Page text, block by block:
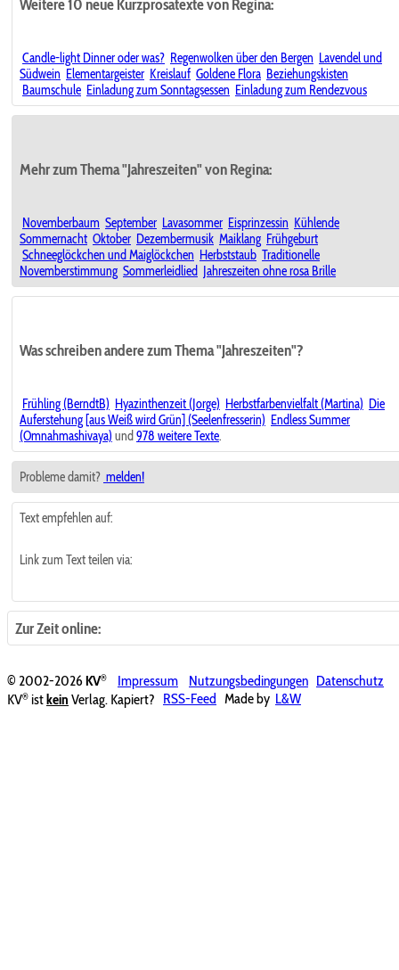
Candle-light Dinner oder was? Regenwolken über den Bergen Lavendel und
Südwein Elementargeister Kreislauf Goldene Flora Beziehungskisten
Baumschule Einladung zum Sonntagsessen Einladung zum Rendezvous
Mehr zum Thema "Jahreszeiten" von Regina:
Novemberbaum September Lavasommer Eisprinzessin Kühlende
Sommernacht Oktober Dezembermusik Maiklang Frühgeburt
Schneeglöckchen und Maiglöckchen Herbststaub Traditionelle
Novemberstimmung Sommerleidlied Jahreszeiten ohne rosa Brille
Was schreiben andere zum Thema "Jahreszeiten"?
Frühling (BerndtB) Hyazinthenzeit (Jorge) Herbstfarbenvielfalt (Martina) Die
Auferstehung [aus Weiß wird Grün] (Seelenfresserin) Endless Summer
(Omnahmashivaya) und 978 weitere Texte.
Probleme damit? melden!
Text empfehlen auf:
Link zum Text teilen via:
Zur Zeit online:
© 2002-2026KV® Impressum Nutzungsbedingungen Datenschutz
KV® istkein Verlag. Kapiert? RSS-Feed Made by L&W